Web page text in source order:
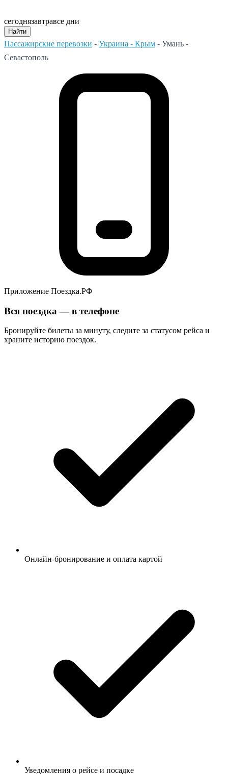
сегоднязавтравсе дни
Найти
Пассажирские перевозки - Украина - Крым - Умань -
Севастополь
Приложение Поездка.РФ
Вся поездка — в телефоне
Бронируйте билеты за минуту, следите за статусом рейса и
храните историю поездок.
Онлайн-бронирование и оплата картой
Уведомления о рейсе и посадке